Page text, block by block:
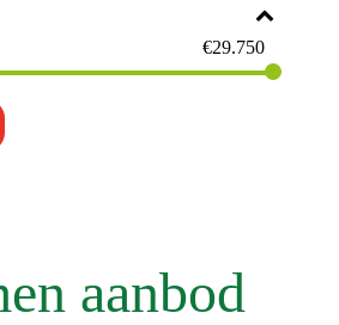
aanbod
€29.750